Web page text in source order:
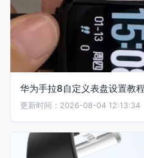
华为手拉8自定义表盘设置教
更新时间：2026-08-04 12:13:34